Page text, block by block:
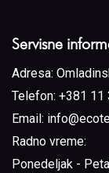
Servisne
Adresa:
Telefon: +381 11
Email:
Radno vreme:
Ponedeljak -